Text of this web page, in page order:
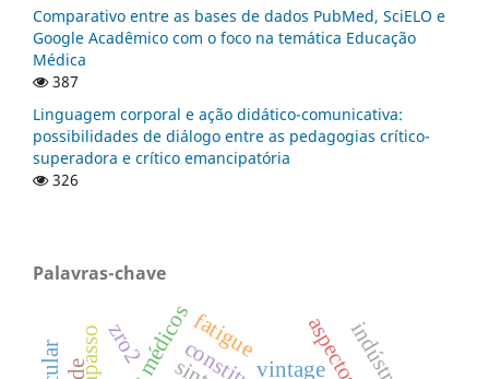
Comparativo entre as bases de dados PubMed, SciELO e
Google Acadêmico com o foco na temática Educação
Médica
387
Linguagem corporal e ação didático-comunicativa:
possibilidades de diálogo entre as pedagogias crítico-
superadora e crítico emancipatória
326
Palavras-chave
vintage
zro2 fatigue